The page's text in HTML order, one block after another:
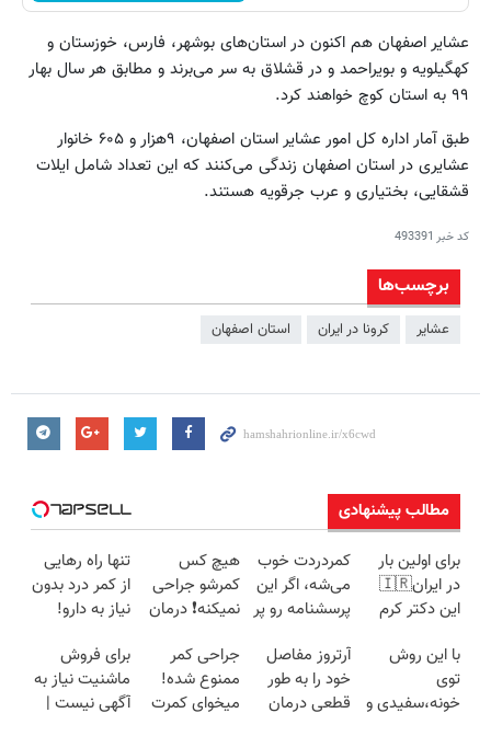
عشایر اصفهان هم اکنون در استان‌های بوشهر، فارس، خوزستان و
کهگیلویه و بویراحمد و در قشلاق به سر می‌برند و مطابق هر سال بهار
۹۹ به استان کوچ خواهند کرد.
طبق آمار اداره کل امور عشایر استان اصفهان، ۹هزار و ۶۰۵ خانوار
عشایری در استان اصفهان زندگی می‌کنند که این تعداد شامل ایلات
قشقایی، بختیاری و عرب جرقویه هستند.
کد خبر 493391
برچسب‌ها
عشایر كرونا در ايران استان اصفهان
مطالب پیشنهادی
برای اولین بار
در ایران🇮🇷
این دکتر کرم
روزه ساخت!
کمردردت خوب
می‌شه، اگر این
پرسشنامه رو پر
هیچ کس
کمرشو جراحی
نمیکنه❗ درمان
قرص
(پرسشنامه)
تنها راه رهایی
از کمر درد بدون
نیاز به دارو!
با این روش
توی
خونه،سفیدی و
آرتروز مفاصل
خود را به طور
قطعی درمان
جراحی کمر
ممنوع شده!
میخوای کمرت
برای فروش
ماشنیت نیاز به
آگهی نیست |